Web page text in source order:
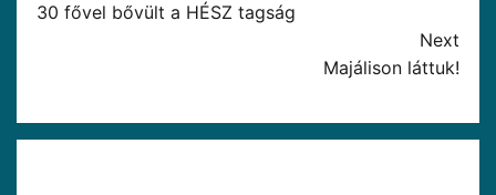
30 fővel bővült a HÉSZ tagság
Next
Majálison láttuk!